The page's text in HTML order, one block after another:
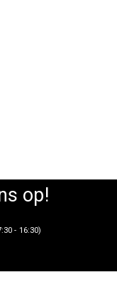
op!
- 16:30)